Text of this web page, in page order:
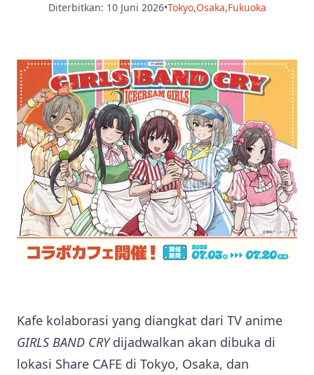
Diterbitkan: 10 Juni 2026•Tokyo,Osaka,Fukuoka
Kafe kolaborasi yang diangkat dari TV anime
GIRLS BAND CRYdijadwalkan akan dibuka di
lokasi Share CAFE di Tokyo, Osaka, dan